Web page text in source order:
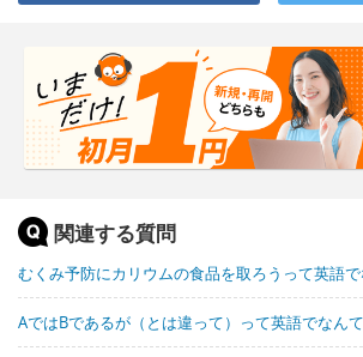
関連する質問
むくみ予防にカリウムの食品を取ろうって英語
AではBであるが（とは違って）って英語でなん